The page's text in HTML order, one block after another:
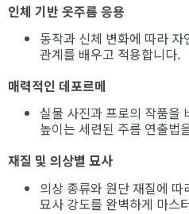
인체 기반 옷주름 응용
동작과 신체 변화에 따라
관계를 배우고 적용합니다.
매력적인 데포르메
실물 사진과 프로의 작품을
높이는 세련된 주름 연출법
재질 및 의상별 묘사
의상 종류와 원단 재질에
묘사 강도를 완벽하게 마스